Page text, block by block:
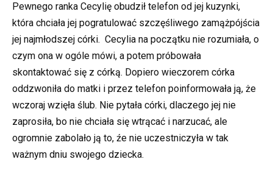
Pewnego ranka Cecylię obudził telefon od jej kuzynki,
która chciała jej pogratulować szczęśliwego zamążpójścia
jej najmłodszej córki. Cecylia na początku nie rozumiała, o
czym ona w ogóle mówi, a potem próbowała
skontaktować się z córką. Dopiero wieczorem córka
oddzwoniła do matki i przez telefon poinformowała ją, że
wczoraj wzięła ślub. Nie pytała córki, dlaczego jej nie
zaprosiła, bo nie chciała się wtrącać i narzucać, ale
ogromnie zabolało ją to, źe nie uczestniczyła w tak
ważnym dniu swojego dziecka.